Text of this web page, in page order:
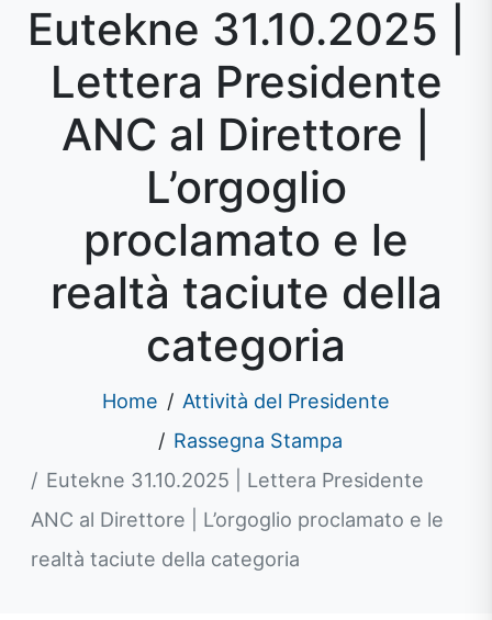
Eutekne 31.10.2025 |
Lettera Presidente
ANC al Direttore |
L’orgoglio
proclamato e le
realtà taciute della
categoria
Home
Attività del Presidente
Rassegna Stampa
Eutekne 31.10.2025 | Lettera Presidente
ANC al Direttore | L’orgoglio proclamato e le
realtà taciute della categoria